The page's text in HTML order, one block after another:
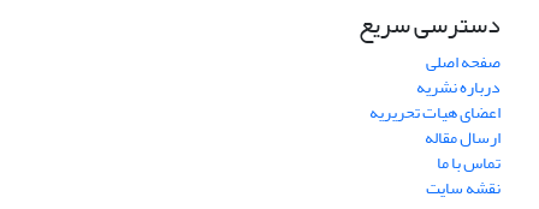
دسترسی سریع
صفحه اصلی
درباره نشریه
اعضای هیات تحریریه
ارسال مقاله
تماس با ما
نقشه سایت